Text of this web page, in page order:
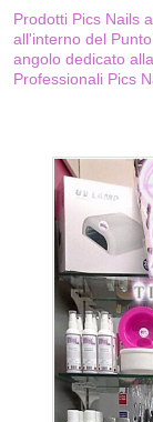
Prodotti Pics Nails
all'interno del
angolo dedicato
Professionali Pics